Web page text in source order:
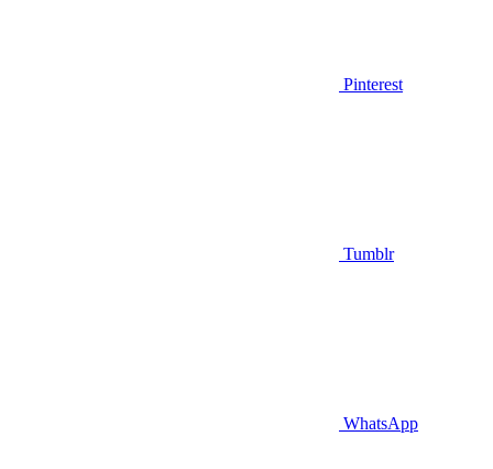
Pinterest
Tumblr
WhatsApp